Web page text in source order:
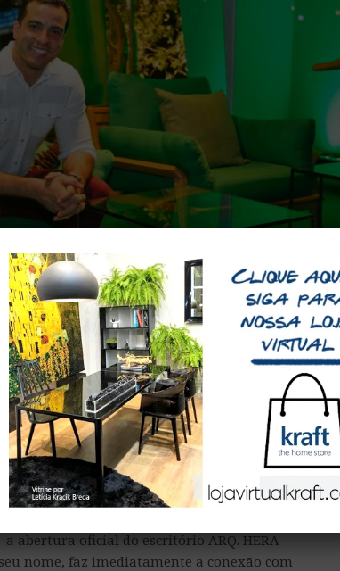
momento em
store neste mês de outubro representam
abertura oficial do escritório ARQ. HERA
nome, faz imediatamente a conexão com